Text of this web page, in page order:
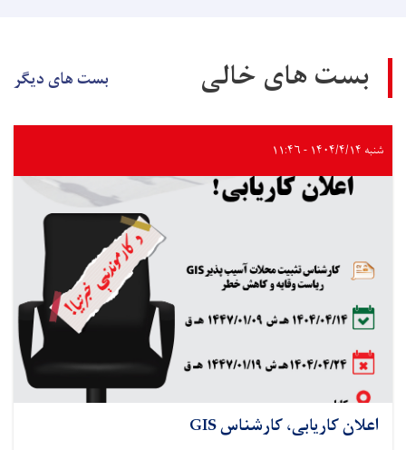
بست های خالی بست های دیگر
شنبه ۱۴۰۴/۴/۱۴ - ۱۱:۴۶
اعلان کاریابی، کارشناس GIS